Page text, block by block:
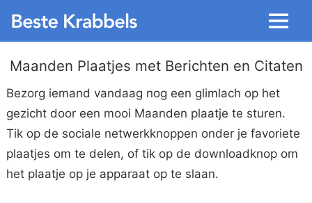
Menu
Maanden Plaatjes met Berichten en Citaten
Bezorg iemand vandaag nog een glimlach op het
gezicht door een mooi Maanden plaatje te sturen.
Tik op de sociale netwerkknoppen onder je favoriete
plaatjes om te delen, of tik op de downloadknop om
het plaatje op je apparaat op te slaan.